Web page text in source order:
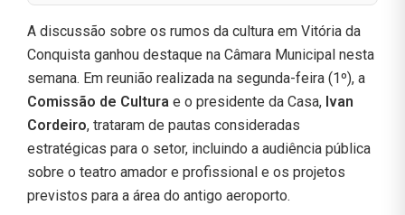
A discussão sobre os rumos da cultura em Vitória da
Conquista ganhou destaque na Câmara Municipal nesta
semana. Em reunião realizada na segunda-feira (1º), a
Comissão de Cultura e o presidente da Casa, Ivan
Cordeiro, trataram de pautas consideradas
estratégicas para o setor, incluindo a audiência pública
sobre o teatro amador e profissional e os projetos
previstos para a área do antigo aeroporto.